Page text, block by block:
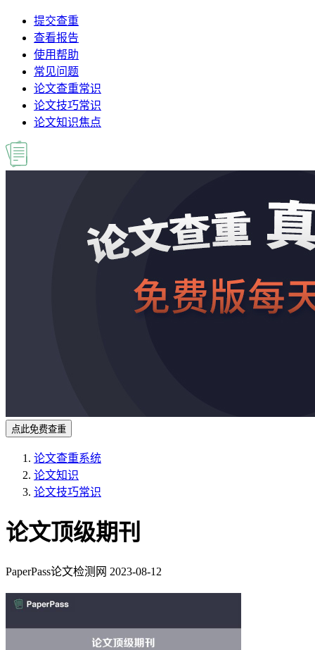
提交查重
查看报告
使用帮助
常见问题
论文查重常识
论文技巧常识
论文知识焦点
点此免费查重
论文查重系统
论文知识
论文技巧常识
论文顶级期刊
PaperPass论文检测网 2023-08-12